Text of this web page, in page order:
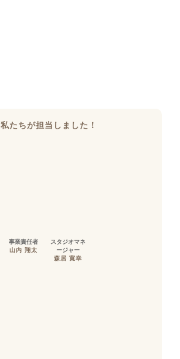
私たちが担当しました！
事業責任者
山内 翔太
スタジオマネ
ージャー
森居 寛幸